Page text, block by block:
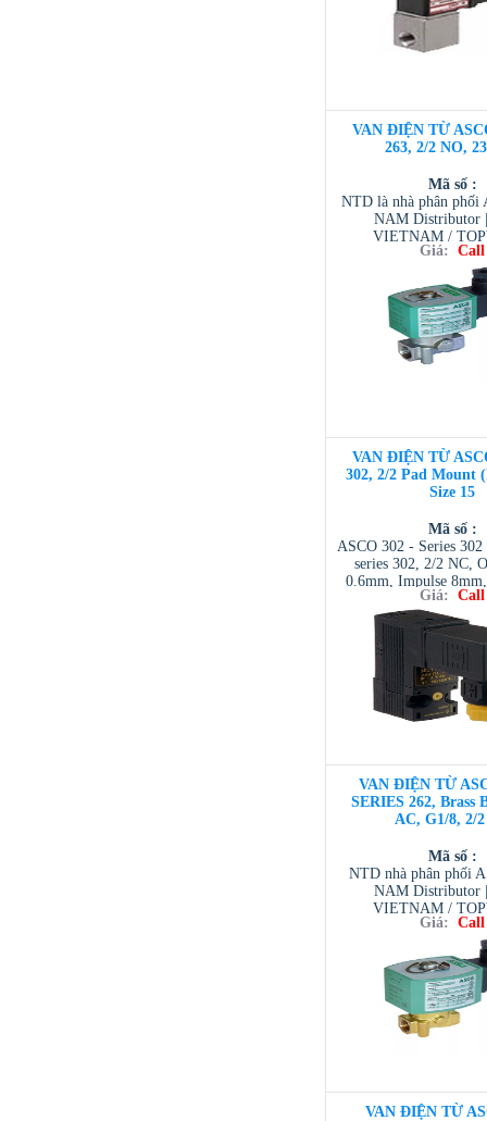
VAN ĐIỆN TỪ
263, 2/2 NO,
Mã số :
NTD là nhà phân phối
NAM Distributor
VIETNAM /
VIETNAM /
/ TESCOM
Giá: Call
VAN ĐIỆN TỪ
302, 2/2 Pad Mount
Size 15
Mã số :
ASCO 302 - Series
series 302, 2/2 NC,
0.6mm, Impulse
NTD ASCO VIET
| ASCO VIETNAM /
VIETNAM /
/ TESCOM
Giá: Call
VAN ĐIỆN TỪ
SERIES 262, Brass
AC, G1/8, 2/
Mã số :
NTD nhà phân phối
NAM Distributor
VIETNAM /
VIETNAM /
/ TESCOM
Giá: Call
VAN ĐIỆN TỪ